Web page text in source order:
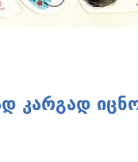
კარგად